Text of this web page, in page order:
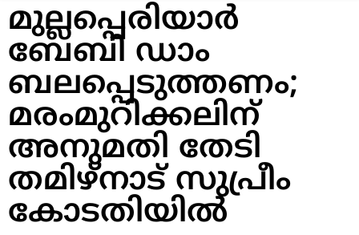
മുല്ലപ്പെരിയാര്‍
ബേബി ഡാം
ബലപ്പെടുത്തണം;
മരംമുറിക്കലിന്
അനുമതി തേടി
തമിഴ്നാട് സുപ്രീം
കോടതിയില്‍